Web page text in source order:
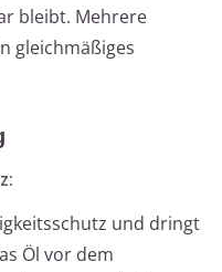
bleibt. Mehrere
gleichmäßiges
und dringt
Öl vor dem